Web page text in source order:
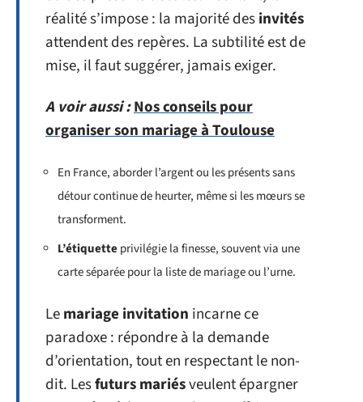
réalité s’impose : la majorité desinvités
attendent des repères. La subtilité est de
mise, il faut suggérer, jamais exiger.
A voir aussi :Nos conseils pour
organiser son mariage à Toulouse
En France, aborder l’argent ou les présents sans
détour continue de heurter, même si les mœurs se
transforment.
L’étiquetteprivilégie la finesse, souvent via une
carte séparée pour la liste de mariage ou l’urne.
Lemariage invitation incarne ce
paradoxe : répondre à la demande
d’orientation, tout en respectant le non-
dit. Lesfuturs mariésveulent épargner